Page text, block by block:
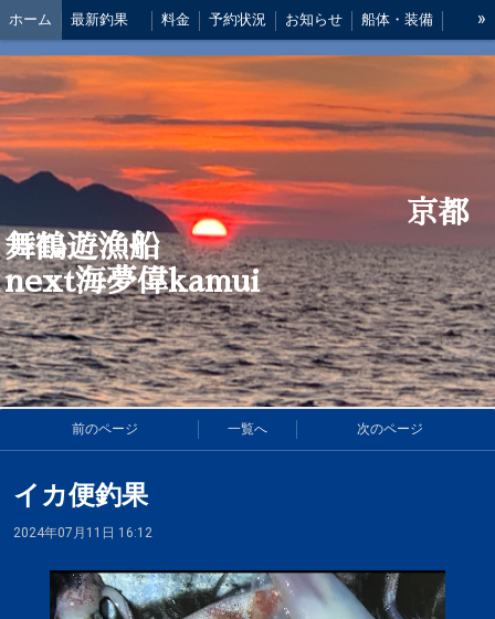
ホーム 最新釣果 料金 予約状況 お知らせ 船体・装備
船長 あいさつ アクセス 仕掛け
»
京都
舞鶴遊漁船
next海夢偉kamui
前のページ 一覧へ 次のページ
イカ便釣果
2024年07月11日 16:12